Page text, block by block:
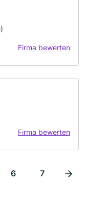
Firma bewerten
Firma bewerten
6 7